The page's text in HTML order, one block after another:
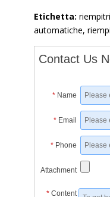
Etichetta:
automatiche,
Contact Us
* Name
* Email
* Phone
Attachment
* Content